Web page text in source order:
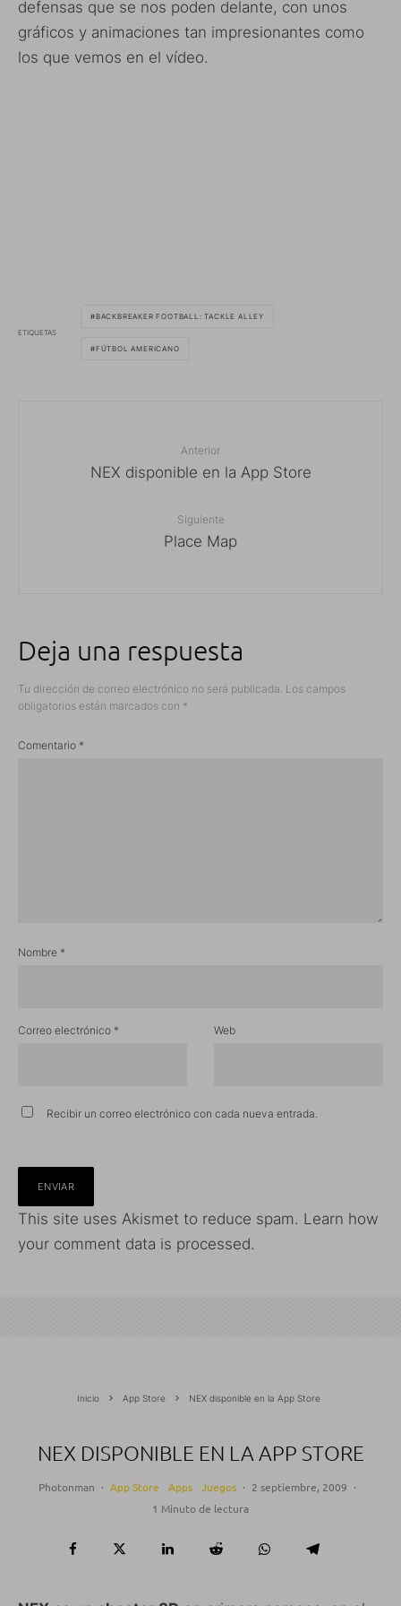
defensas que se nos poden delante, con unos
gráficos y animaciones tan impresionantes como
los que vemos en el vídeo.
ETIQUETAS
BACKBREAKER FOOTBALL: TACKLE ALLEY
FÚTBOL AMERICANO
Anterior
NEX disponible en la App Store
Siguiente
Place Map
Deja una respuesta
Tu dirección de correo electrónico no será publicada. Los campos
obligatorios están marcados con *
Comentario *
Nombre *
Correo electrónico * Web
Recibir un correo electrónico con cada nueva entrada.
This site uses Akismet to reduce spam. Learn how
your comment data is processed.
Inicio App Store NEX disponible en la App Store
NEX DISPONIBLE EN LA APP STORE
Photonman · App Store Apps Juegos · 2 septiembre, 2009 ·
1 Minuto de lectura